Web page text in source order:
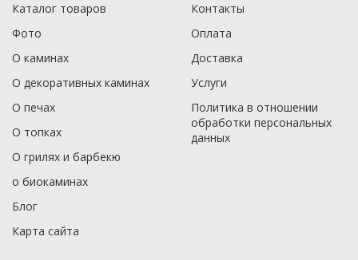
Каталог товаров
Фото
О каминах
О декоративных каминах
О печах
О топках
О грилях и барбекю
о биокаминах
Блог
Карта сайта
Контакты
Оплата
Доставка
Услуги
Политика в отношении
обработки персональных
данныx